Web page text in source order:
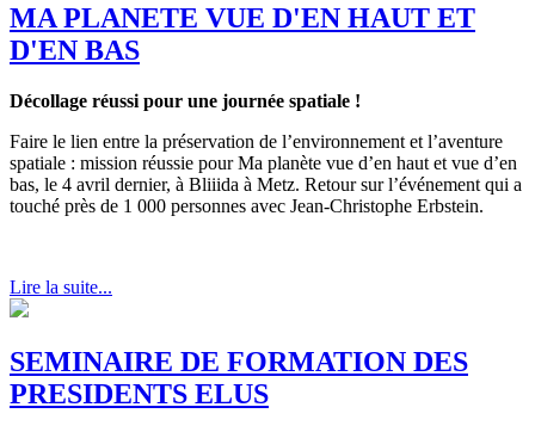
MA PLANETE VUE D'EN HAUT ET
D'EN BAS
Décollage réussi pour une journée spatiale !
Faire le lien entre la préservation de l’environnement et l’aventure
spatiale : mission réussie pour Ma planète vue d’en haut et vue d’en
bas, le 4 avril dernier, à Bliiida à Metz. Retour sur l’événement qui a
touché près de 1 000 personnes avec Jean-Christophe Erbstein.
Lire la suite...
SEMINAIRE DE FORMATION DES
PRESIDENTS ELUS